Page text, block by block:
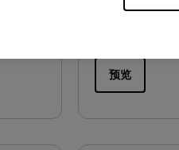
档案大小:22.56
预览